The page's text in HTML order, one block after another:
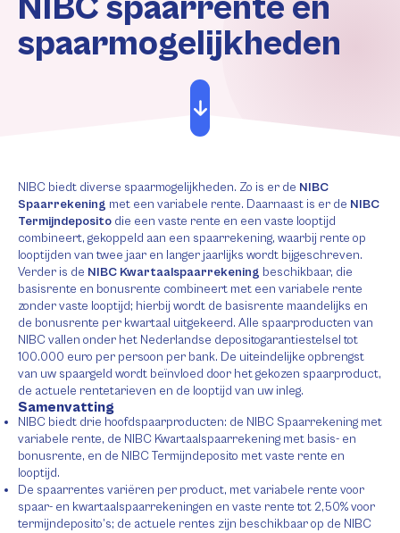
spaarmogelijkheden
NIBC biedt diverse spaarmogelijkheden. Zo is er de NIBC
Spaarrekening met een variabele rente. Daarnaast is er de NIBC
Termijndeposito die een vaste rente en een vaste looptijd
combineert, gekoppeld aan een spaarrekening, waarbij rente op
looptijden van twee jaar en langer jaarlijks wordt bijgeschreven.
Verder is de NIBC Kwartaalspaarrekening beschikbaar, die
basisrente en bonusrente combineert met een variabele rente
zonder vaste looptijd; hierbij wordt de basisrente maandelijks en
de bonusrente per kwartaal uitgekeerd. Alle spaarproducten van
NIBC vallen onder het Nederlandse depositogarantiestelsel tot
100.000 euro per persoon per bank. De uiteindelijke opbrengst
van uw spaargeld wordt beïnvloed door het gekozen spaarproduct,
de actuele rentetarieven en de looptijd van uw inleg.
Samenvatting
NIBC biedt drie hoofdspaarproducten: de NIBC Spaarrekening met
variabele rente, de NIBC Kwartaalspaarrekening met basis- en
bonusrente, en de NIBC Termijndeposito met vaste rente en
looptijd.
De spaarrentes variëren per product, met variabele rente voor
spaar- en kwartaalspaarrekeningen en vaste rente tot 2,50% voor
termijndeposito’s; de actuele rentes zijn beschikbaar op de NIBC